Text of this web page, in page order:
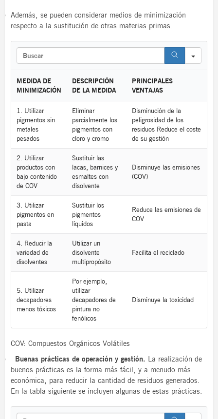
Además, se pueden considerar medios de minimización
respecto a la sustitución de otras materias primas.
MEDIDA DE
MINIMIZACIÓN
DESCRIPCIÓN
DE LA MEDIDA
PRINCIPALES
VENTAJAS
1. Utilizar
pigmentos sin
metales
pesados
Eliminar
parcialmente los
pigmentos con
cloro y cromo
Disminución de la
peligrosidad de los
residuos Reduce el coste
de su gestión
2. Utilizar
productos con
bajo contenido
de COV
Sustituir las
lacas, barnices y
esmaltes con
disolvente
Disminuye las emisiones
(COV)
3. Utilizar
pigmentos en
pasta
Sustituir los
pigmentos
líquidos
Reduce las emisiones de
COV
4. Reducir la
variedad de
disolventes
Utilizar un
disolvente
multipropósito
Facilita el reciclado
5. Utilizar
decapadores
menos tóxicos
Por ejemplo,
utilizar
decapadores de
pintura no
fenólicos
Disminuye la toxicidad
COV: Compuestos Orgánicos Volátiles
Buenas prácticas de operación y gestión. La realización de
buenos prácticas es la forma más fácil, y a menudo más
económica, para reducir la cantidad de residuos generados.
En la tabla siguiente se incluyen algunas de estas prácticas.